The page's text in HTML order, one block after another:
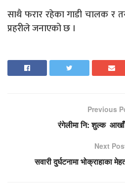
साथै फरार रहेका गाडी चालक र
प्रहरीले जनाएको छ ।
Previous
रंगेलीमा नि: शुल्क आखाँ
Next
सवारी दुर्घटनामा भोक्राहाका